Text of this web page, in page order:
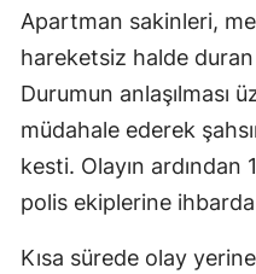
Apartman sakinleri,
hareketsiz halde
Durumun anlaşılması
müdahale ederek
kesti. Olayın ardından
polis ekiplerine
Kısa sürede olay